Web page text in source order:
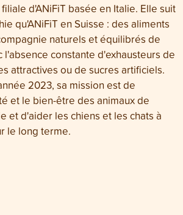
d'ANiFiT basée en Italie. Elle suit
qu'ANiFiT en Suisse : des aliments
naturels et équilibrés de
l'absence constante d'exhausteurs de
attractives ou de sucres artificiels.
2023, sa mission est de
et le bien-être des animaux de
et d'aider les chiens et les chats à
le long terme.